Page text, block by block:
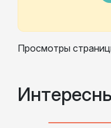
Просмотры